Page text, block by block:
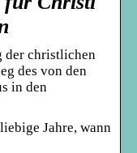
der christlichen
des von den
in den
Jahre, wann